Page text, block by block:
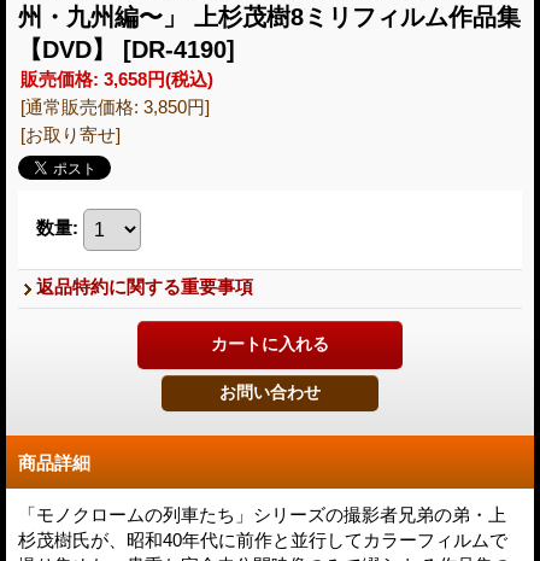
州・九州編〜」 上杉茂樹8ミリフィルム作品集
【DVD】
[DR-4190]
販売価格: 3,658円(税込)
[通常販売価格: 3,850円]
[お取り寄せ]
数量:
返品特約に関する重要事項
商品詳細
「モノクロームの列車たち」シリーズの撮影者兄弟の弟・上
杉茂樹氏が、昭和40年代に前作と並行してカラーフィルムで